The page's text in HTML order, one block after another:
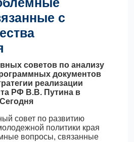
с
советов по анализу
документов
реализации
РФ В.В. Путина в